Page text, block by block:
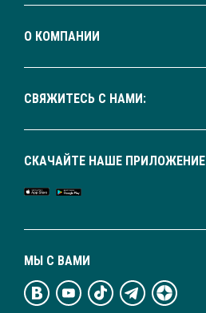
О КОМПАНИИ
СВЯЖИТЕСЬ С НАМИ:
МЫ С ВАМИ
СКАЧАЙТЕ НАШЕ ПРИЛОЖЕНИЕ